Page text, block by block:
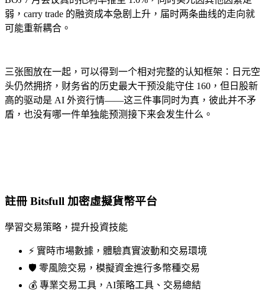
弱，carry trade 的融资成本急剧上升，届时两条曲线的走向就
可能重新耦合。
三张图放在一起，可以得到一个相对完整的认知框架：日元空
头仍然拥挤，财务省的历史最大干预没能守住 160，但日股新
高的驱动是 AI 外资行情——这三件事同时为真，彼此并不矛
盾，也没有哪一件单独能预测接下来会发生什么。
註冊 Bitsfull 加密虛擬貨幣平台
學習交易策略，提升投資技能
⚡️ 實時市場數據，體驗真實波動和交易環境
🛡️ 零風險交易，模擬資金進行多幣種交易
💰 專業交易工具，AI策略工具、交易總結